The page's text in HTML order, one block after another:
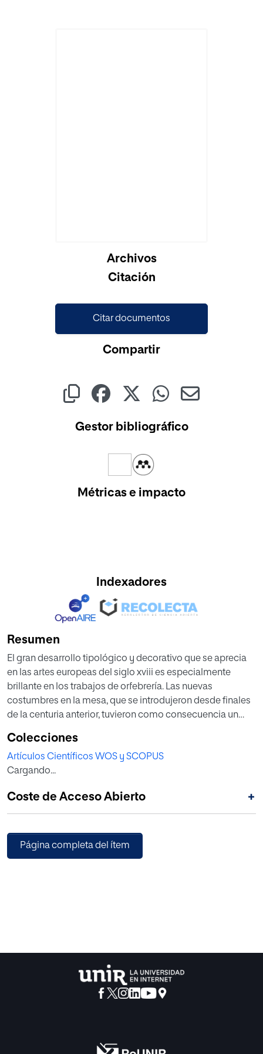
Cargando...Archivos
Citación
Citar documentos
Compartir
Gestor bibliográfico
Métricas e impacto
Indexadores
Resumen
El gran desarrollo tipológico y decorativo que se aprecia
en las artes europeas del siglo xviii es especialmente
brillante en los trabajos de orfebrería. Las nuevas
costumbres en la mesa, que se introdujeron desde finales
de la centuria anterior, tuvieron como consecuencia un
de presentación y el perfeccionamiento en los procesos
de producción de elementos concretos como las
cuberterías. Con acabados cada vez más pulcros,
conjunto, diversificaron sus variantes con profusión
durante la centuria del setecientos, especialmente en los
Colecciones
Artículos Científicos WOS y SCOPUS
Cargando...
Coste de Acceso Abierto +
Página completa del ítem